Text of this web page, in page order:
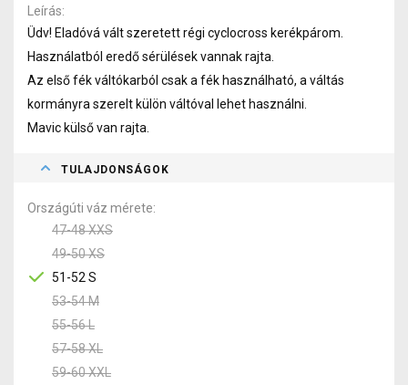
Leírás
Üdv! Eladóvá vált szeretett régi cyclocross kerékpárom.
Használatból eredő sérülések vannak rajta.
Az első fék váltókarból csak a fék használható, a váltás
kormányra szerelt külön váltóval lehet használni.
Mavic külső van rajta.
TULAJDONSÁGOK
Országúti váz mérete
47-48 XXS
49-50 XS
51-52 S
53-54 M
55-56 L
57-58 XL
59-60 XXL